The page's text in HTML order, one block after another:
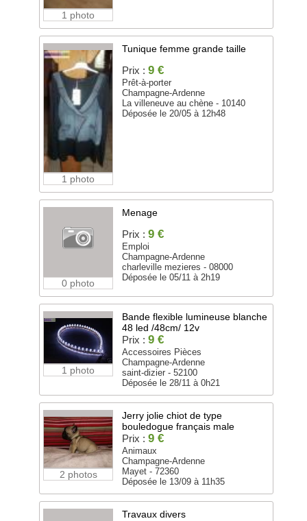
1 photo
1 photo
Tunique femme grande taille
Prix : 9 €
Prêt-à-porter
Champagne-Ardenne
La villeneuve au chène - 10140
Déposée le 20/05 à 12h48
0 photo
Menage
Prix : 9 €
Emploi
Champagne-Ardenne
charleville mezieres - 08000
Déposée le 05/11 à 2h19
1 photo
Bande flexible lumineuse blanche
48 led /48cm/ 12v
Prix : 9 €
Accessoires Pièces
Champagne-Ardenne
saint-dizier - 52100
Déposée le 28/11 à 0h21
2 photos
Jerry jolie chiot de type
bouledogue français male
Prix : 9 €
Animaux
Champagne-Ardenne
Mayet - 72360
Déposée le 13/09 à 11h35
Travaux divers